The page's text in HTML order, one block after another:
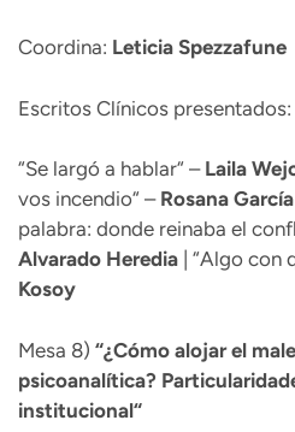
Coordina: Leticia Spezzafune
Escritos Clínicos presentados:
“Se largó a hablar“ – Laila
vos incendio“ – Rosana García
palabra: donde reinaba el
Alvarado Heredia | “Algo con
Kosoy
Mesa 8) “¿Cómo alojar el
psicoanalítica?
institucional“